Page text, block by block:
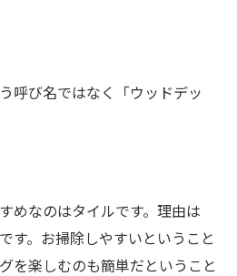
呼び名ではなく「ウッドデッ
めなのはタイルです。理由は
す。お掃除しやすいということ
を楽しむのも簡単だということ